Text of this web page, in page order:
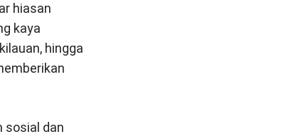
hiasan
kaya
hingga
sosial dan